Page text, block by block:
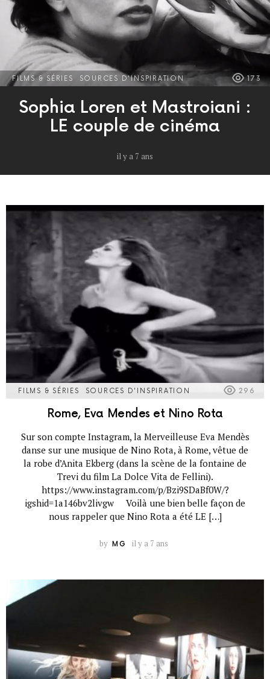
FILMS & SÉRIES SOURCES D'INSPIRATION 173
Sophia Loren et Mastroiani :
LE couple de cinéma
il y a 7 ans
MORE
POSTS
FILMS & SÉRIES SOURCES D'INSPIRATION 296
Rome, Eva Mendes et Nino Rota
Sur son compte Instagram, la Merveilleuse Eva Mendès
danse sur une musique de Nino Rota, à Rome, vêtue de
la robe d’Anita Ekberg (dans la scène de la fontaine de
Trevi du film La Dolce Vita de Fellini).
https://www.instagram.com/p/Bzi9SDaBf0W/?
igshid=1a146bv2livgw Voilà une bien belle façon de
nous rappeler que Nino Rota a été LE […]
by MG il y a 7 ans